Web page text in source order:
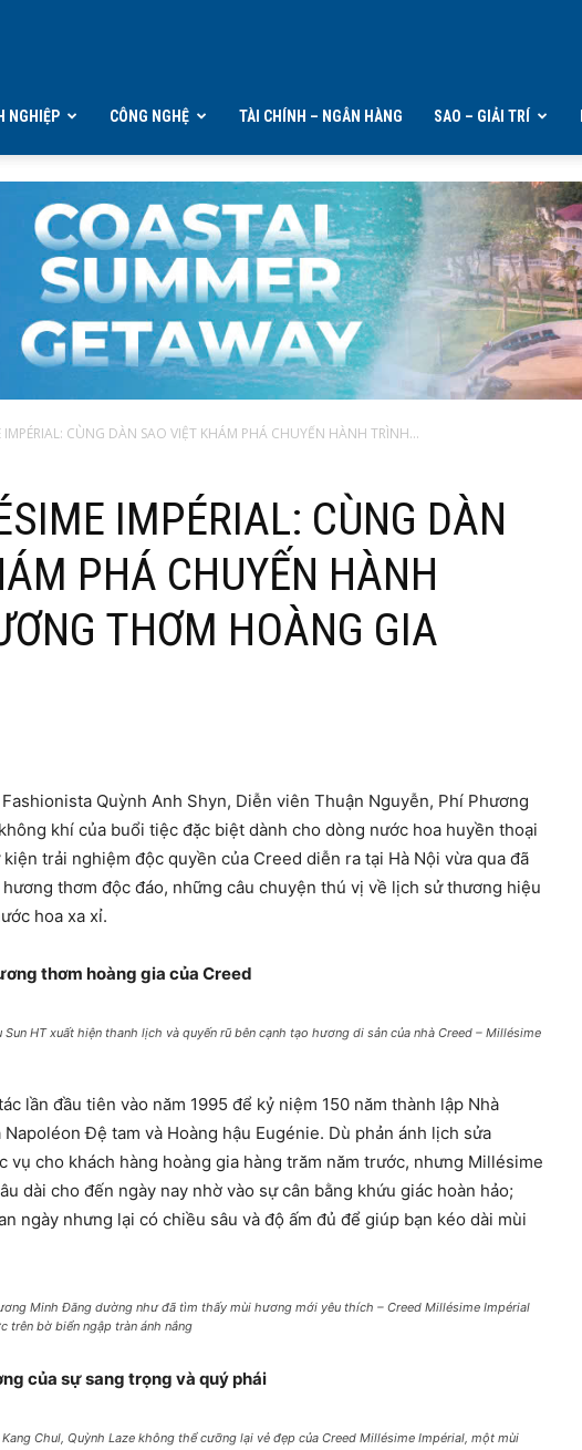
NGHIỆP CÔNG NGHỆ TÀI CHÍNH – NGÂN HÀNG SAO – GIẢI TRÍ
IMPÉRIAL: CÙNG DÀN SAO VIỆT KHÁM PHÁ CHUYẾN HÀNH TRÌNH...
IMPÉRIAL: CÙNG DÀN
PHÁ CHUYẾN HÀNH
THƠM HOÀNG GIA
Quỳnh Anh Shyn, Diễn viên Thuận Nguyễn, Phí Phương
khí của buổi tiệc đặc biệt dành cho dòng nước hoa huyền thoại
trải nghiệm độc quyền của Creed diễn ra tại Hà Nội vừa qua đã
thơm độc đáo, những câu chuyện thú vị về lịch sử thương hiệu
hoa xa xỉ.
thơm hoàng gia của Creed
HT xuất hiện thanh lịch và quyến rũ bên cạnh tạo hương di sản của nhà Creed – Millésime
lần đầu tiên vào năm 1995 để kỷ niệm 150 năm thành lập Nhà
Đệ tam và Hoàng hậu Eugénie. Dù phản ánh lịch sửa
vụ cho khách hàng hoàng gia hàng trăm năm trước, nhưng Millésime
dài cho đến ngày nay nhờ vào sự cân bằng khứu giác hoàn hảo;
ngày nhưng lại có chiều sâu và độ ấm đủ để giúp bạn kéo dài mùi
Minh Đăng dường như đã tìm thấy mùi hương mới yêu thích – Creed Millésime Impérial
trên bờ biển ngập tràn ánh nắng
của sự sang trọng và quý phái
Chul, Quỳnh Laze không thể cưỡng lại vẻ đẹp của Creed Millésime Impérial, một mùi